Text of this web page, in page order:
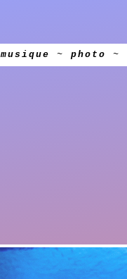
musique ~ photo ~